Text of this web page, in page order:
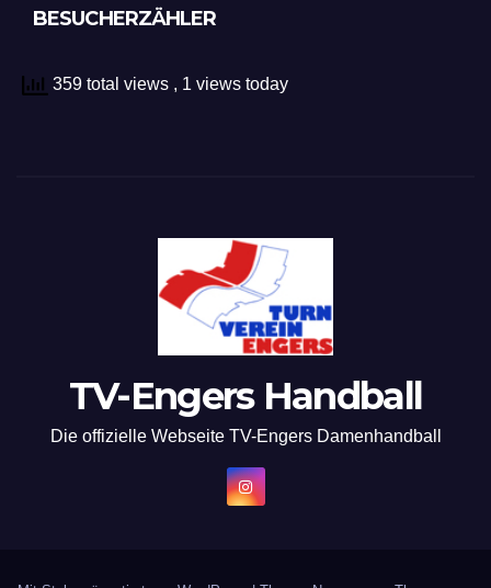
BESUCHERZÄHLER
359 total views , 1 views today
TV-Engers Handball
Die offizielle Webseite TV-Engers Damenhandball